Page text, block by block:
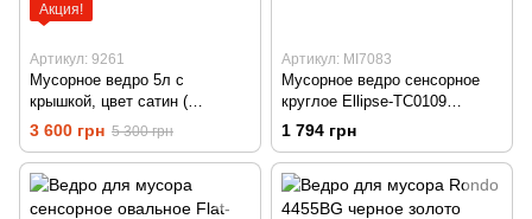
Акция!
Артикул: 9261
Мусорное ведро 5л с
крышкой, цвет сатин (
нержавейка)
3 600 грн 5 300 грн
Артикул: MI7083
Мусорное ведро сенсорное
круглое Ellipse-TC0109
Chrome-Black 9л (хром-
1 794 грн